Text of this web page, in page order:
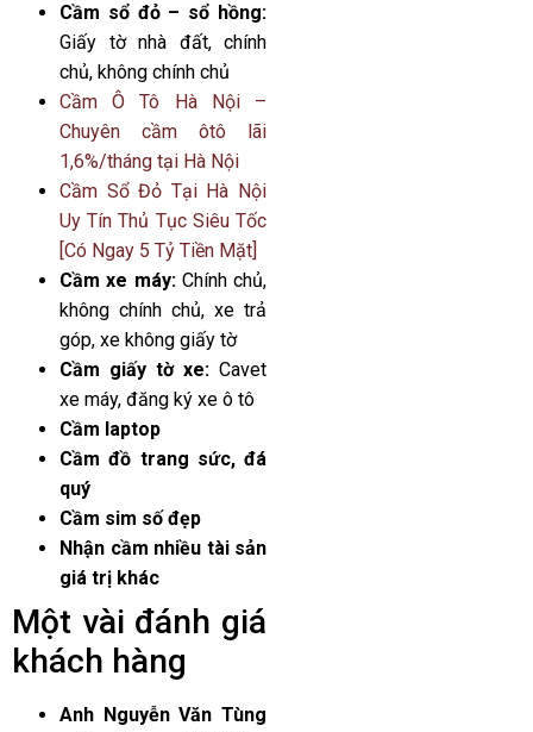
Cầm sổ đỏ – sổ hồng:
Giấy tờ nhà đất, chính
chủ, không chính chủ
Cầm Ô Tô Hà Nội –
Chuyên cầm ôtô lãi
1,6%/tháng tại Hà Nội
Cầm Sổ Đỏ Tại Hà Nội
Uy Tín Thủ Tục Siêu Tốc
[Có Ngay 5 Tỷ Tiền Mặt]
Cầm xe máy:Chính chủ,
không chính chủ, xe trả
góp, xe không giấy tờ
Cầm giấy tờ xe: Cavet
xe máy, đăng ký xe ô tô
Cầm laptop
Cầm đồ trang sức, đá
quý
Cầm sim số đẹp
Nhận cầm nhiều tài sản
giá trị khác
Một vài đánh giá
khách hàng
Anh Nguyễn Văn Tùng